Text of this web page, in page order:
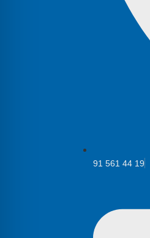
91 561 44 19